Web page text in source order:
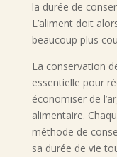
la durée de
L’aliment doit
beaucoup plus
La conservation
essentielle pour
économiser de
alimentaire.
méthode de
sa durée de vie